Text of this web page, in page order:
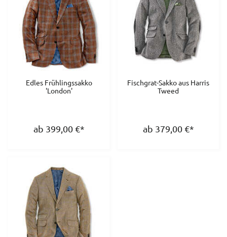
Edles Frühlingssakko
'London'
ab 399,00€*
Fischgrat-Sakko aus Harris
Tweed
ab 379,00€*